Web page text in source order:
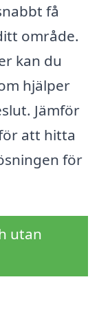
få
område.
kan du
hjälper
Jämför
att hitta
för
utan